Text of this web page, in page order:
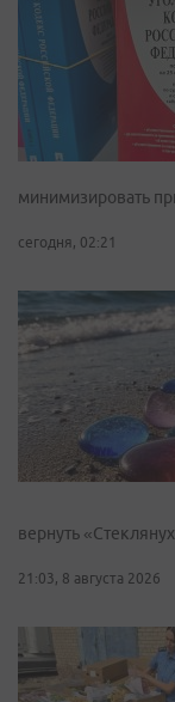
минимизировать
сегодня, 02:21
вернуть
21:03, 8 августа 2026